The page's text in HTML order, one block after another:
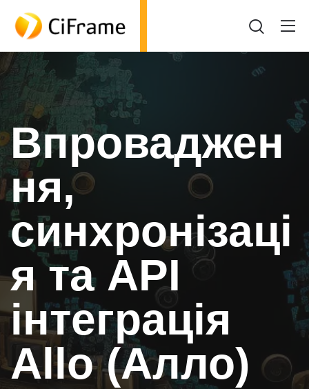
Впроваджен
ня,
синхронізаці
я та API
інтеграція
Allo (Алло)